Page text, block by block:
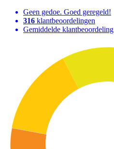
Geen gedoe. Goed geregeld!
316 klantbeoordelingen
Gemiddelde klantbeoordeling